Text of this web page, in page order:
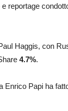
reportage
Haggis, con
4.7%.
Enrico Papi ha